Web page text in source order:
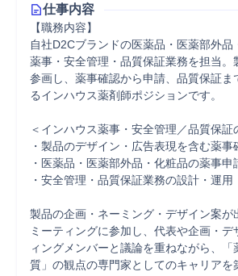
仕事内容
【職務内容】
自社D2Cブランドの医薬品・医薬部外品
薬事・安全管理・品質保証業務を担当。
参画し、薬事確認から申請、品質保証ま
るインハウス薬剤師ポジションです。
＜インハウス薬事・安全管理／品質保証
・製品のデザイン・広告表現を含む薬事
・医薬品・医薬部外品・化粧品の薬事申
・安全管理・品質保証業務の設計・運用
製品の企画・ネーミング・デザイン案が
ミーティングに参加し、代表や企画・デ
ィングメンバーと議論を重ねながら、「
質」の観点の専門家としてのキャリアを